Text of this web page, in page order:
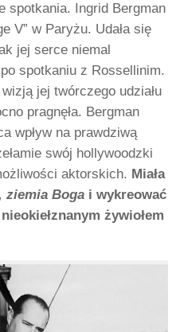
spotkania. Ingrid Bergman
V” w Paryżu. Udała się
jej serce niemal
spotkaniu z Rossellinim.
jej twórczego udziału
pragnęła. Bergman
wpływ na prawdziwą
swój hollywoodzki
aktorskich. Miała
ziemia Boga i wykreować
żywiołem